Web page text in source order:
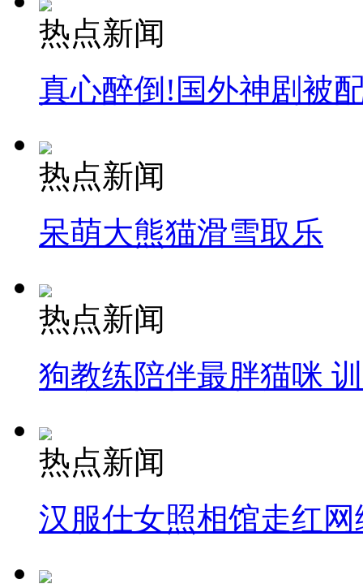
热点新闻
真心醉倒!国外神剧被
热点新闻
呆萌大熊猫滑雪取乐
热点新闻
狗教练陪伴最胖猫咪
热点新闻
汉服仕女照相馆走红网